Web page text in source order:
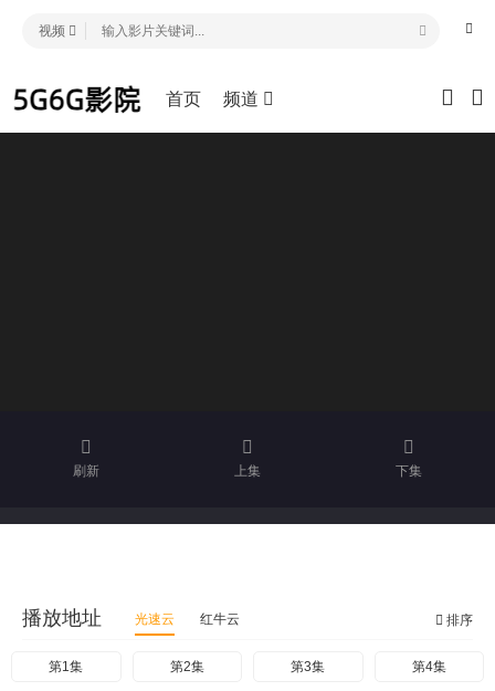
首页 频道
视频
刷新 上集 下集
排序
播放地址 光速云 红牛云
第1集 第2集 第3集 第4集